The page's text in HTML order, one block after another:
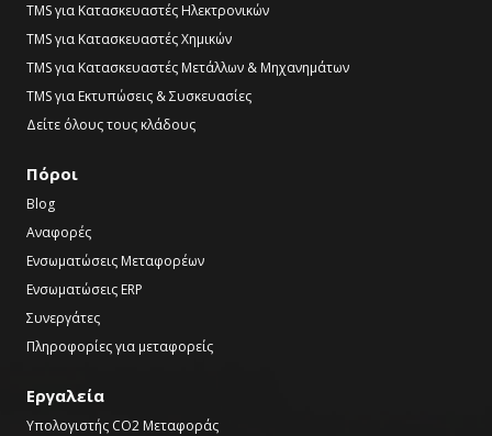
TMS για Κατασκευαστές Ηλεκτρονικών
TMS για Κατασκευαστές Χημικών
TMS για Κατασκευαστές Μετάλλων & Μηχανημάτων
TMS για Εκτυπώσεις & Συσκευασίες
Δείτε όλους τους κλάδους
Πόροι
Blog
Αναφορές
Ενσωματώσεις Μεταφορέων
Ενσωματώσεις ERP
Συνεργάτες
Πληροφορίες για μεταφορείς
Εργαλεία
Υπολογιστής CO2 Μεταφοράς